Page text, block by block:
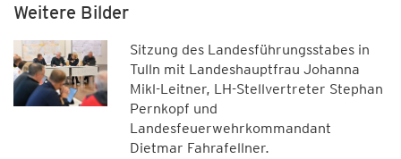
Weitere Bilder
Sitzung des Landesführungsstabes in
Tulln mit Landeshauptfrau Johanna
Mikl-Leitner, LH-Stellvertreter Stephan
Pernkopf und
Landesfeuerwehrkommandant
Dietmar Fahrafellner.